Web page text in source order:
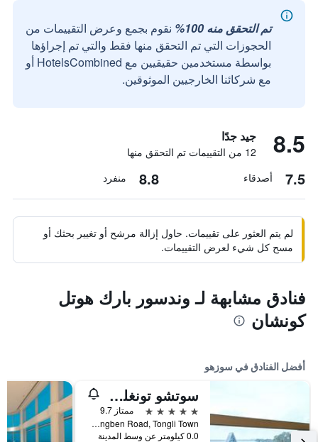
تم التحقق منه 100%
نقوم بجمع وعرض التقييمات من
الحجوزات التي تم التحقق منها فقط والتي تم إجراؤها
بواسطة مستخدمين حقيقيين مع HotelsCombined أو
مع شركائنا الخارجيين الموثوقين.
8.5 جيد جدًا
12 من التقييمات تم التحقق منها
7.5 أصدقاء 8.8 منفرد
لم يتم العثور على تقييمات. حاول إزالة مرشح أو تغيير بحثك أو
مسح كل شيء لعرض التقييمات.
فنادق مشابهة لـ وندسور بارك هوتل
كونشان
أفضل الفنادق في سوزهو
سوتشو تونغلي ليك فيو هوتل
5 نجوم
ممتاز 9.7
No. 8 Chongben Road, Tongli Town, سوزهو, الصين
0.0 كيلومتر عن وسط المدينة